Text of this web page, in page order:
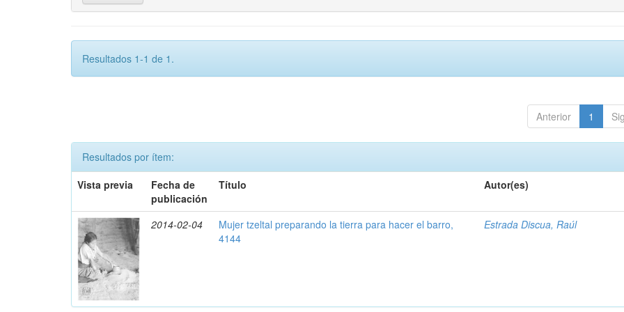
Resultados 1-1 de 1.
Anterior 1
Resultados por ítem:
Vista previa
Fecha de
publicación
Título Autor(es)
2014-02-04
Mujer tzeltal preparando la tierra para hacer el barro,
4144
Estrada Discua, Raúl